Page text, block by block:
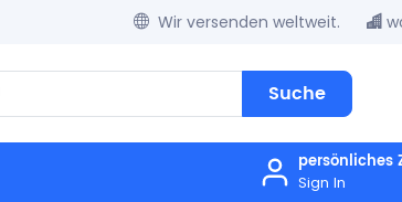
Wir versenden weltweit.
Suche
persönliches
Sign In